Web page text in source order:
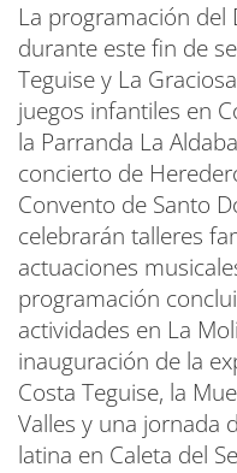
La programación del
durante este fin de
Teguise y La
juegos infantiles en
la Parranda La
concierto de
Convento de Santo
celebrarán talleres
actuaciones
programación
actividades en La
inauguración de la
Costa Teguise, la
Valles y una jornada
latina en Caleta del